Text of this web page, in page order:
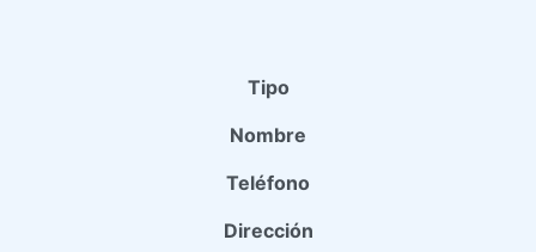
Tipo
Nombre
Teléfono
Dirección